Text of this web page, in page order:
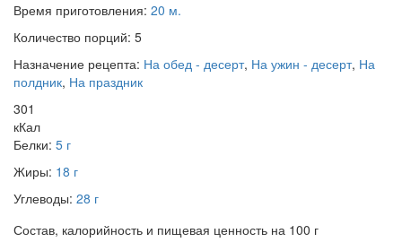
Время приготовления: 20 м.
Количество порций: 5
Назначение рецепта: На обед - десерт, На ужин - десерт, На
полдник, На праздник
301
кКал
Белки: 5 г
Жиры: 18 г
Углеводы: 28 г
Состав, калорийность и пищевая ценность на 100 г